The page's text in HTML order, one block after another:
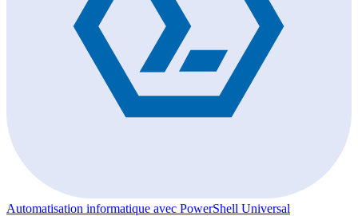
Automatisation informatique avec PowerShell Universal